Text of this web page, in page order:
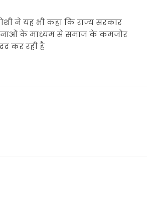
ने यह भी कहा कि राज्य सरकार
के माध्यम से समाज के कमजोर
कर रही है